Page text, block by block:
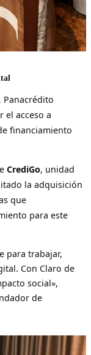
Panacrédito
el acceso a
financiamiento
CrediGo, unidad
la adquisición
que
para este
para trabajar,
Con Claro de
social»,
de